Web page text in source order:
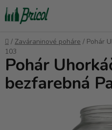
Prejsť
na
obsah
Domov
/ Zaváraninové poháre / Pohár
103
Pohár
bezfarebná